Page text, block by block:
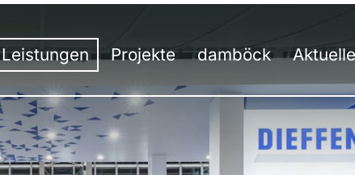
Leistungen
Übersicht
Messebau
Messedesign
Projekte
Übersicht
Event
damböck
Unternehmen
50 Jahre atelier
Aktuelle
Presse
Jobs
Kontaktformular
Hauptsitz Neufinsing
Standort Kassel